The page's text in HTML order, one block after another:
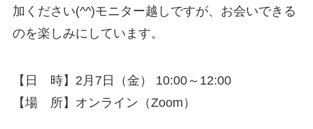
加ください(^^)モニター越しですが、お会いできる
のを楽しみにしています。
【日 時】2月7日（金） 10:00～12:00
【場 所】オンライン（Zoom）